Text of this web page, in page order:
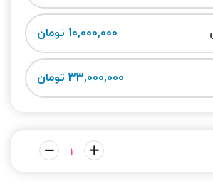
10,000,000 تومان
33,000,000 تومان